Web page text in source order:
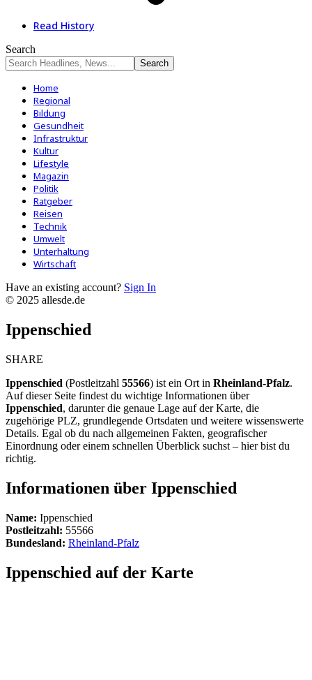
Read History
Search
Home
Regional
Bildung
Gesundheit
Infrastruktur
Kultur
Lifestyle
Magazin
Politik
Ratgeber
Reisen
Technik
Umwelt
Unterhaltung
Wirtschaft
Have an existing account? Sign In
© 2025 allesde.de
Ippenschied
SHARE
Ippenschied (Postleitzahl 55566) ist ein Ort in Rheinland-Pfalz.
Auf dieser Seite findest du wichtige Informationen über
Ippenschied, darunter die genaue Lage auf der Karte, die
zugehörige PLZ, grundlegende Ortsdaten und weitere wissenswerte
Details. Egal ob du nach allgemeinen Fakten, geografischer
Einordnung oder einem schnellen Überblick suchst – hier bist du
richtig.
Informationen über Ippenschied
Name: Ippenschied
Postleitzahl: 55566
Bundesland: Rheinland-Pfalz
Ippenschied auf der Karte